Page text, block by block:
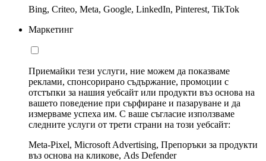
Bing, Criteo, Meta, Google, LinkedIn, Pinterest, TikTok
Маркетинг
Приемайки тези услуги, ние можем да показваме
реклами, спонсорирано съдържание, промоции с
отстъпки за нашия уебсайт или продукти въз основа на
вашето поведение при сърфиране и пазаруване и да
измерваме успеха им. С ваше съгласие използваме
следните услуги от трети страни на този уебсайт:
Meta-Pixel, Microsoft Advertising, Препоръки за продукти
въз основа на кликове, Ads Defender